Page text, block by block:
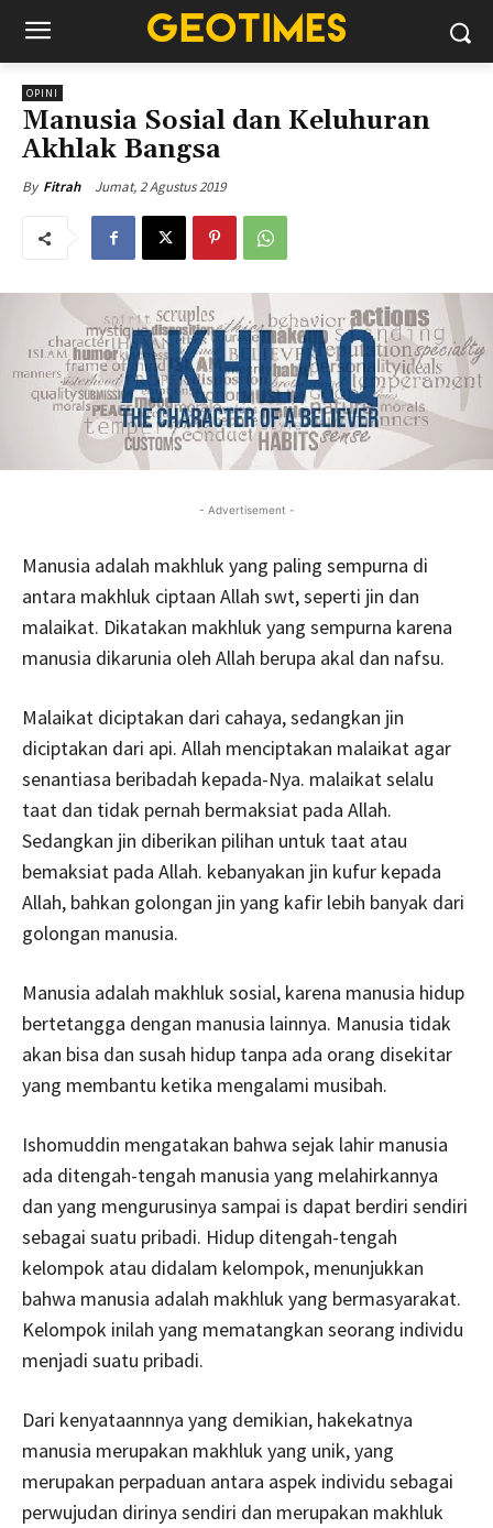
OPINI
Manusia Sosial dan Keluhuran
Akhlak Bangsa
By Fitrah Jumat, 2 Agustus 2019
- Advertisement -
Manusia adalah makhluk yang paling sempurna di
antara makhluk ciptaan Allah swt, seperti jin dan
malaikat. Dikatakan makhluk yang sempurna karena
manusia dikarunia oleh Allah berupa akal dan nafsu.
Malaikat diciptakan dari cahaya, sedangkan jin
diciptakan dari api. Allah menciptakan malaikat agar
senantiasa beribadah kepada-Nya. malaikat selalu
taat dan tidak pernah bermaksiat pada Allah.
Sedangkan jin diberikan pilihan untuk taat atau
bemaksiat pada Allah. kebanyakan jin kufur kepada
Allah, bahkan golongan jin yang kafir lebih banyak dari
golongan manusia.
Manusia adalah makhluk sosial, karena manusia hidup
bertetangga dengan manusia lainnya. Manusia tidak
akan bisa dan susah hidup tanpa ada orang disekitar
yang membantu ketika mengalami musibah.
Ishomuddin mengatakan bahwa sejak lahir manusia
ada ditengah-tengah manusia yang melahirkannya
dan yang mengurusinya sampai is dapat berdiri sendiri
sebagai suatu pribadi. Hidup ditengah-tengah
kelompok atau didalam kelompok, menunjukkan
bahwa manusia adalah makhluk yang bermasyarakat.
Kelompok inilah yang mematangkan seorang individu
menjadi suatu pribadi.
Dari kenyataannnya yang demikian, hakekatnya
manusia merupakan makhluk yang unik, yang
merupakan perpaduan antara aspek individu sebagai
perwujudan dirinya sendiri dan merupakan makhluk